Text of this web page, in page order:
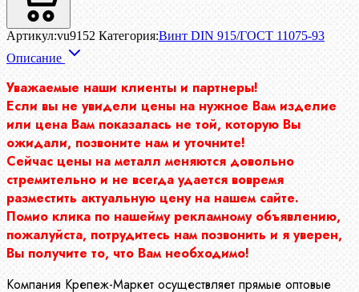
Артикул:vu9152 Категория:Винт DIN 915/ГОСТ 11075-93
Описание
Уважаемые наши клиенты и партнеры!
Если вы не увидели цены на нужное Вам изделие
или цена Вам показалась не той, которую Вы
ожидали, позвоните нам и уточните!
Сейчас цены на металл меняются довольно
стремительно и не всегда удается вовремя
разместить актуальную цену на нашем сайте.
Помио клика по нашейму рекламному объявлению,
пожалуйста, потрудитесь нам позвонить и я уверен,
Вы получите то, что Вам необходимо!
Компания Крепеж-Маркет осуществляет прямые оптовые